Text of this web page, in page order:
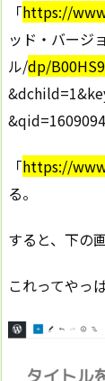
「https://
ッド・バージ
ル/dp/
「https://
る。
すると、下の
これってやっ